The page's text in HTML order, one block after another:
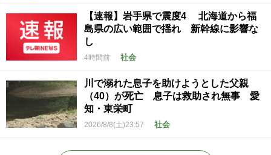
【速報】岩手県で震度4 北海道から福
島県の広い範囲で揺れ 新幹線に影響な
し
4時間前 社会
川で溺れた息子を助けようとした父親
（40）が死亡 息子は救助され無事 愛
知・東栄町
2026/8/8(土)23:57 社会